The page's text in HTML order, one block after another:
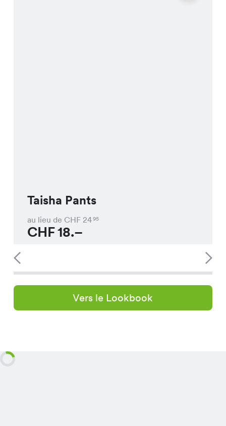
Taisha Pants
au lieu de CHF 2495
CHF18.–
Vers le Lookbook